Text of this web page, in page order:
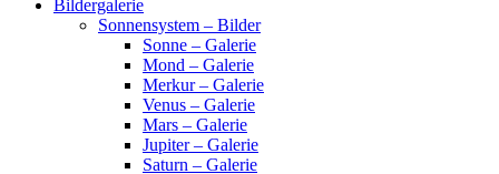
Bildergalerie
Sonnensystem – Bilder
Sonne – Galerie
Mond – Galerie
Merkur – Galerie
Venus – Galerie
Mars – Galerie
Jupiter – Galerie
Saturn – Galerie